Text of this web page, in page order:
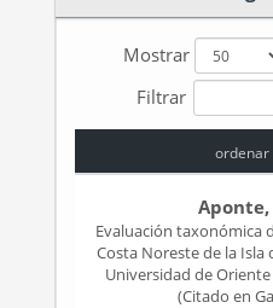
Mostrar
Filtrar
ordenar
Aponte,
Evaluación taxonómica
Costa Noreste de la Isla
Universidad de Oriente
(Citado en